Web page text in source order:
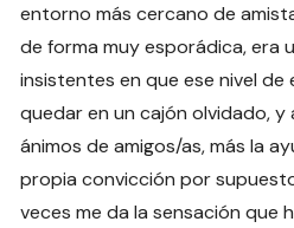
entorno más cercano de
de forma muy esporádica, era
insistentes en que ese nivel
quedar en un cajón olvidado, y
ánimos de amigos/as, más la
propia convicción por
veces me da la sensación que